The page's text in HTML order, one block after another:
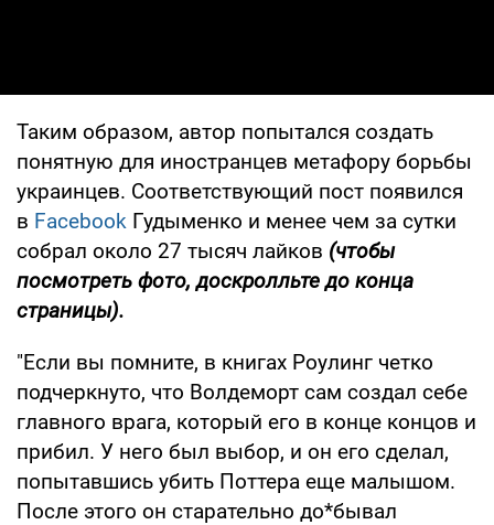
Таким образом, автор попытался создать
понятную для иностранцев метафору борьбы
украинцев. Соответствующий пост появился
в Facebook Гудыменко и менее чем за сутки
собрал около 27 тысяч лайков (чтобы
посмотреть фото, доскролльте до конца
страницы).
"Если вы помните, в книгах Роулинг четко
подчеркнуто, что Волдеморт сам создал себе
главного врага, который его в конце концов и
прибил. У него был выбор, и он его сделал,
попытавшись убить Поттера еще малышом.
После этого он старательно до*бывал